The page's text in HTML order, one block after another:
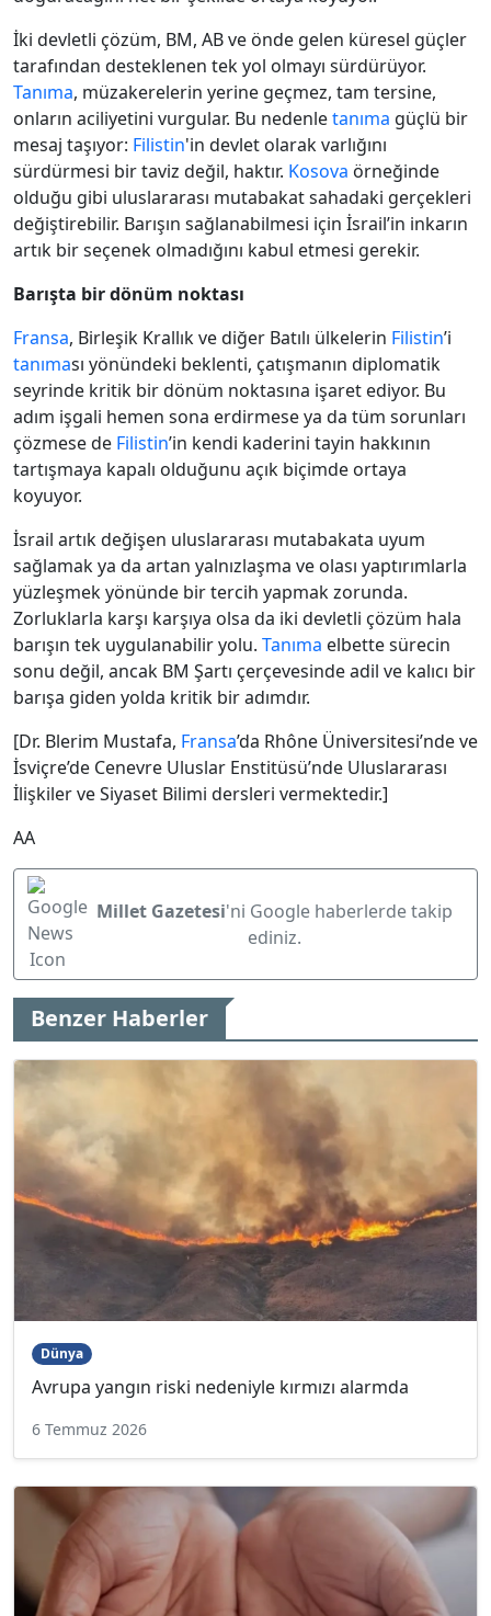
İki devletli çözüm, BM, AB ve önde gelen küresel güçler
tarafından desteklenen tek yol olmayı sürdürüyor.
Tanıma, müzakerelerin yerine geçmez, tam tersine,
onların aciliyetini vurgular. Bu nedenletanıma güçlü bir
mesaj taşıyor: Filistin'in devlet olarak varlığını
sürdürmesi bir taviz değil, haktır. Kosova örneğinde
olduğu gibi uluslararası mutabakat sahadaki gerçekleri
değiştirebilir. Barışın sağlanabilmesi için İsrail’in inkarın
artık bir seçenek olmadığını kabul etmesi gerekir.
Barışta bir dönüm noktası
Fransa, Birleşik Krallık ve diğer Batılı ülkelerin Filistin’i
tanıması yönündeki beklenti, çatışmanın diplomatik
seyrinde kritik bir dönüm noktasına işaret ediyor. Bu
adım işgali hemen sona erdirmese ya da tüm sorunları
çözmese de Filistin’in kendi kaderini tayin hakkının
tartışmaya kapalı olduğunu açık biçimde ortaya
koyuyor.
İsrail artık değişen uluslararası mutabakata uyum
sağlamak ya da artan yalnızlaşma ve olası yaptırımlarla
yüzleşmek yönünde bir tercih yapmak zorunda.
Zorluklarla karşı karşıya olsa da iki devletli çözüm hala
barışın tek uygulanabilir yolu. Tanıma elbette sürecin
sonu değil, ancak BM Şartı çerçevesinde adil ve kalıcı bir
barışa giden yolda kritik bir adımdır.
[Dr. Blerim Mustafa, Fransa’da Rhône Üniversitesi’nde ve
İsviçre’de Cenevre Uluslar Enstitüsü’nde Uluslararası
İlişkiler ve Siyaset Bilimi dersleri vermektedir.]
AA
Millet Gazetesi'ni Google haberlerde takip
ediniz.
Benzer Haberler
Dünya
Avrupa yangın riski nedeniyle kırmızı alarmda
6 Temmuz 2026